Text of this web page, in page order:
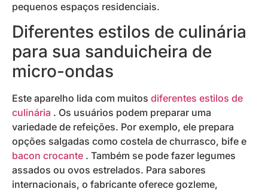
pequenos espaços residenciais.
Diferentes estilos de culinária
para sua sanduicheira de
micro-ondas
Este aparelho lida com muitos diferentes estilos de
culinária . Os usuários podem preparar uma
variedade de refeições. Por exemplo, ele prepara
opções salgadas como costela de churrasco, bife e
bacon crocante . Também se pode fazer legumes
assados ​​ou ovos estrelados. Para sabores
internacionais, o fabricante oferece gozleme,